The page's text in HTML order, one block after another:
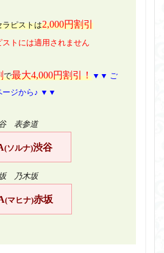
ラピストは2,000円割引
トには適用されません
で最大4,000円割引！▼▼ ご
ージから♪ ▼▼
表参道
(ソルナ)渋谷
乃木坂
(マヒナ)赤坂